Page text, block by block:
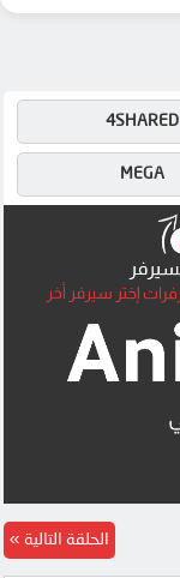
MEGA
4SHARED
الحلقة التالية